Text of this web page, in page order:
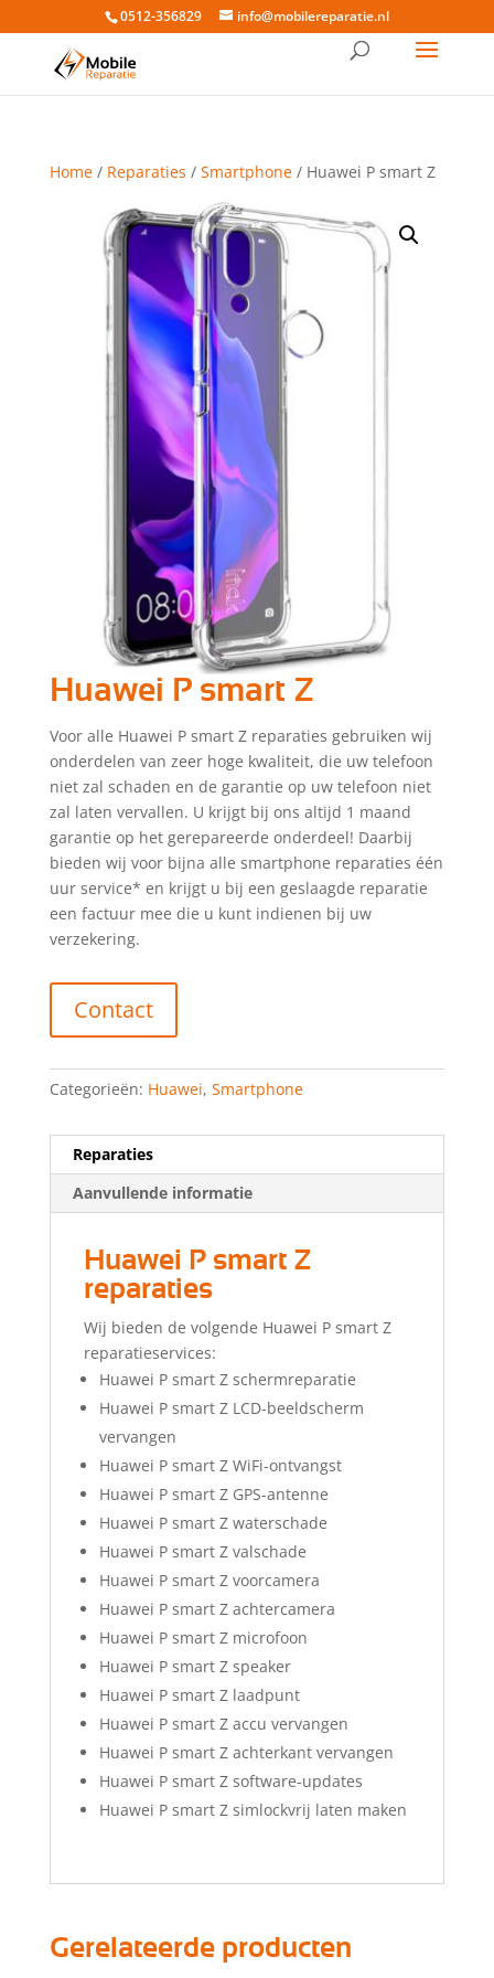
0512-356829 info@mobilereparatie.nl
Home/ Reparaties / Smartphone/ Huawei P smart Z
Huawei P smart Z
Voor alle Huawei P smart Z reparaties gebruiken wij
onderdelen van zeer hoge kwaliteit, die uw telefoon
niet zal schaden en de garantie op uw telefoon niet
zal laten vervallen. U krijgt bij ons altijd 1 maand
garantie op het gerepareerde onderdeel! Daarbij
bieden wij voor bijna alle smartphone reparaties één
uur service* en krijgt u bij een geslaagde reparatie
een factuur mee die u kunt indienen bij uw
verzekering.
Contact
Categorieën: Huawei, Smartphone
Reparaties
Aanvullende informatie
Huawei P smart Z
reparaties
Wij bieden de volgende Huawei P smart Z
reparatieservices:
Huawei P smart Z schermreparatie
Huawei P smart Z LCD-beeldscherm
vervangen
Huawei P smart Z WiFi-ontvangst
Huawei P smart Z GPS-antenne
Huawei P smart Z waterschade
Huawei P smart Z valschade
Huawei P smart Z voorcamera
Huawei P smart Z achtercamera
Huawei P smart Z microfoon
Huawei P smart Z speaker
Huawei P smart Z laadpunt
Huawei P smart Z accu vervangen
Huawei P smart Z achterkant vervangen
Huawei P smart Z software-updates
Huawei P smart Z simlockvrij laten maken
Gerelateerde producten